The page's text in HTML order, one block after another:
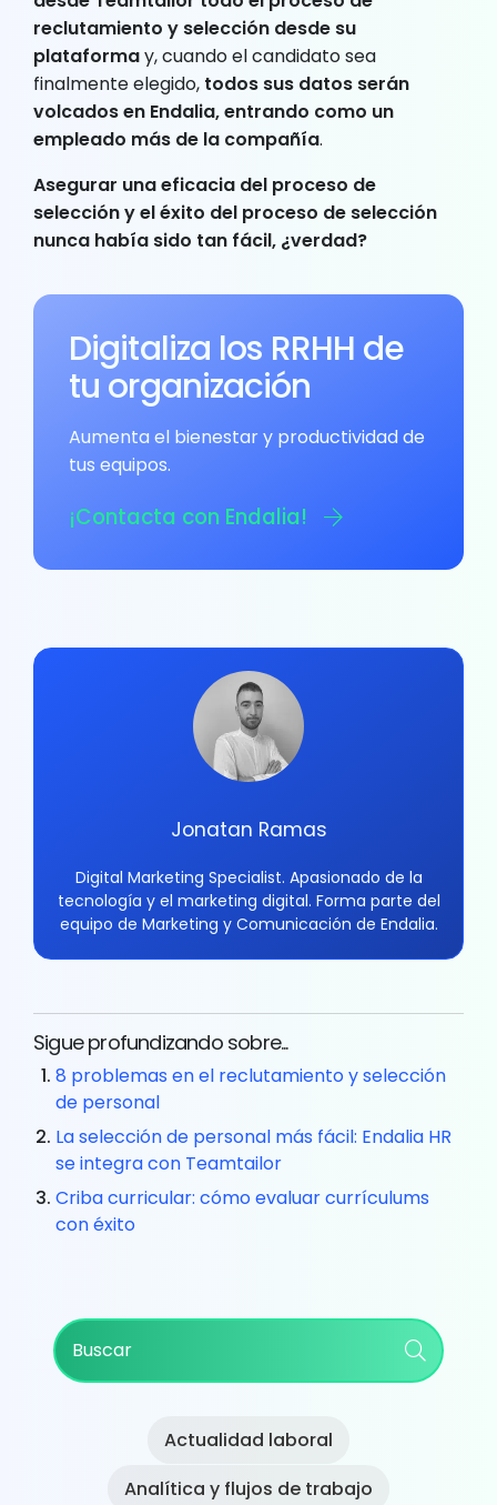
reclutamiento y selección desde su
plataformay, cuando el candidato sea
finalmente elegido, todos sus datos serán
volcados en Endalia, entrando como un
empleado más de la compañía.
Asegurar una eficacia del proceso de
selección y el éxito del proceso de selección
nunca había sido tan fácil, ¿verdad?
Digitaliza los RRHH de
tu organización
Aumenta el bienestar y productividad de
tus equipos.
¡Contacta con Endalia!
Jonatan Ramas
Digital Marketing Specialist. Apasionado de la
tecnología y el marketing digital. Forma parte del
equipo de Marketing y Comunicación de Endalia.
Sigue profundizando sobre...
8 problemas en el reclutamiento y selección
de personal
La selección de personal más fácil: Endalia HR
se integra con Teamtailor
Criba curricular: cómo evaluar currículums
con éxito
Primary
Sidebar
Actualidad laboral
Analítica y flujos de trabajo